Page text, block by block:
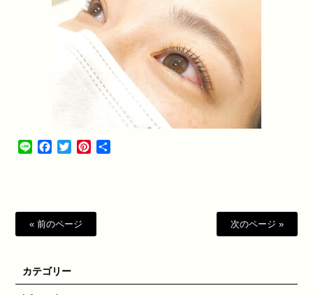
Line Facebook
TwitterPinterest
« 前のページ 次のページ »
カテゴリー